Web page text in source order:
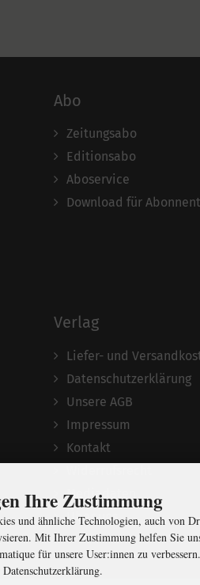
Abo
Zeitungsabo
Editionsabo
Aboservice
Download für
Verlag
Liefer- und
Datenschutzerklärung
Unsere AGB
Impressum
Kontakt
Mediadaten
Über uns
Ihre Zustimmung
und ähnliche Technologien, auch von
Mit Ihrer Zustimmung helfen Sie
für unsere User:innen zu